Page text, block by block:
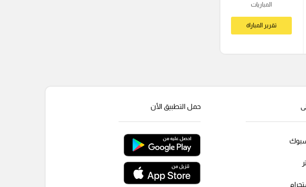
المباريات
تقرير المباراة
حمل التطبيق الأن